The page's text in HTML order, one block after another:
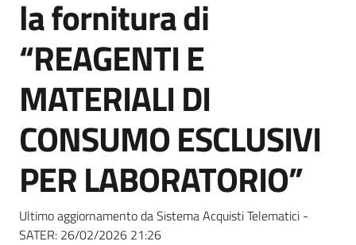
e
di
Supporto
telematiche
Salta al contenuto
la fornitura di
“REAGENTI E
MATERIALI DI
CONSUMO ESCLUSIVI
PER LABORATORIO”
Ultimo aggiornamento da Sistema Acquisti Telematici -
SATER: 26/02/2026 21:26